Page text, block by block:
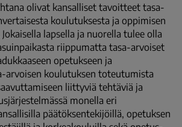
olivat kansalliset tavoitteet tasa-
koulutuksesta ja oppimisen
lapsella ja nuorella tulee olla
riippumatta tasa-arvoiset
opetukseen ja
arvoisen koulutuksen toteutumista
liittyviä tehtäviä ja
monella eri
päätöksentekijöillä, opetuksen